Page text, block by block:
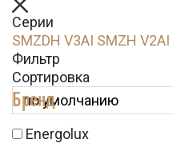
Серии
SMZDH V3AI SMZH V2AI
Фильтр
Сортировка
Бренд
Energolux